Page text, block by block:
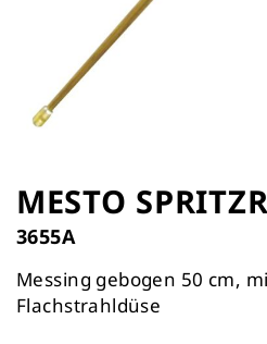
Anfang
der
Bildergalerie
MESTO
3655A
Messing gebogen 50 cm,
Flachstrahldüse